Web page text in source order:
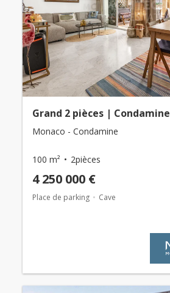
Grand 2 pièces | Condamine
Monaco - Condamine
100 m² 2pièces
4 250 000 €
Place de parking Cave